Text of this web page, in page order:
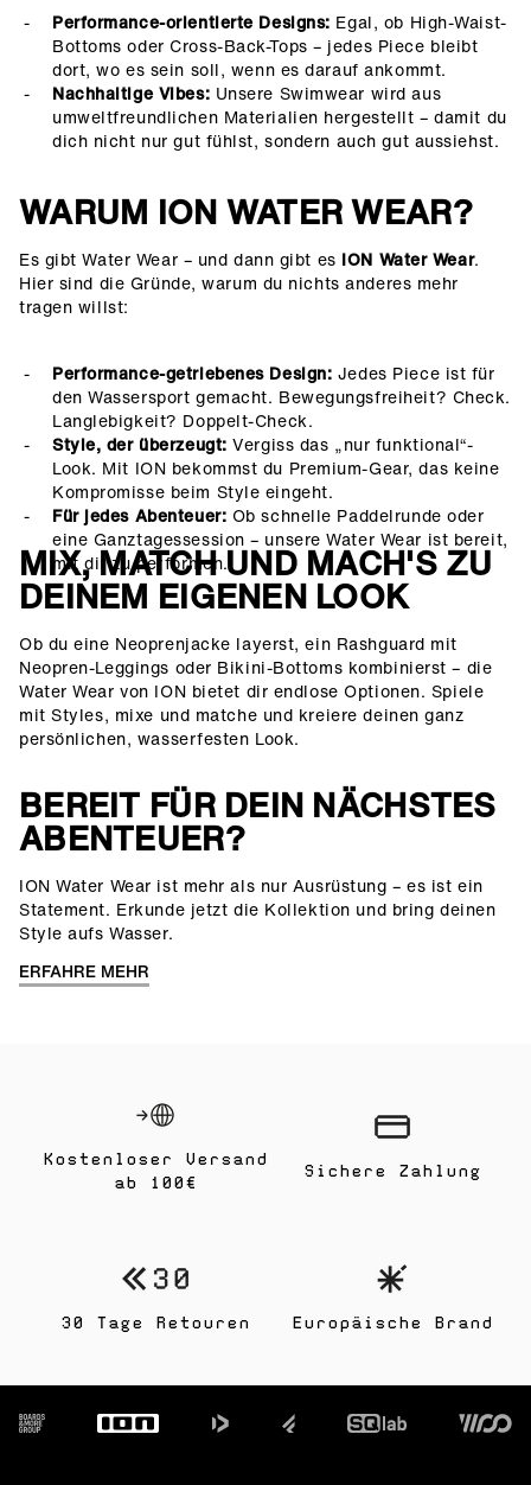
Performance-orientierte Designs: Egal, ob High-Waist-
Bottoms oder Cross-Back-Tops – jedes Piece bleibt
dort, wo es sein soll, wenn es darauf ankommt.
Nachhaltige Vibes: Unsere Swimwear wird aus
umweltfreundlichen Materialien hergestellt – damit du
dich nicht nur gut fühlst, sondern auch gut aussiehst.
WARUM ION WATER WEAR?
Es gibt Water Wear – und dann gibt es ION Water Wear.
Hier sind die Gründe, warum du nichts anderes mehr
tragen willst:
Performance-getriebenes Design: Jedes Piece ist für
den Wassersport gemacht. Bewegungsfreiheit? Check.
Langlebigkeit? Doppelt-Check.
Style, der überzeugt: Vergiss das „nur funktional“-
Look. Mit ION bekommst du Premium-Gear, das keine
Kompromisse beim Style eingeht.
Für jedes Abenteuer: Ob schnelle Paddelrunde oder
eine Ganztagessession – unsere Water Wear ist bereit,
mit dir zu performen.
MIX, MATCH UND MACH'S ZU
DEINEM EIGENEN LOOK
Ob du eine Neoprenjacke layerst, ein Rashguard mit
Neopren-Leggings oder Bikini-Bottoms kombinierst – die
Water Wear von ION bietet dir endlose Optionen. Spiele
mit Styles, mixe und matche und kreiere deinen ganz
persönlichen, wasserfesten Look.
BEREIT FÜR DEIN NÄCHSTES
ABENTEUER?
ION Water Wear ist mehr als nur Ausrüstung – es ist ein
Statement. Erkunde jetzt die Kollektion und bring deinen
Style aufs Wasser.
ERFAHRE MEHR
Kostenloser Versand
ab 100€
30 Tage Retouren
Sichere Zahlung
Europäische Brand
Footer